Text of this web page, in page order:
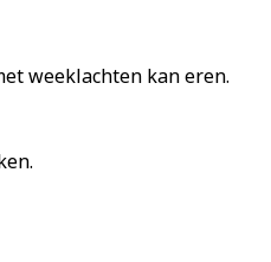
weeklachten kan eren.